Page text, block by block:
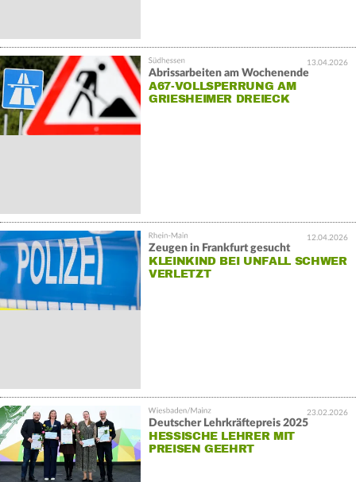
13.04.2026
Abrissarbeiten am Wochenende
A67-VOLLSPERRUNG AM
GRIESHEIMER DREIECK
12.04.2026
Zeugen in Frankfurt gesucht
KLEINKIND BEI UNFALL SCHWER
VERLETZT
23.02.2026
Deutscher Lehrkräftepreis 2025
HESSISCHE LEHRER MIT
PREISEN GEEHRT